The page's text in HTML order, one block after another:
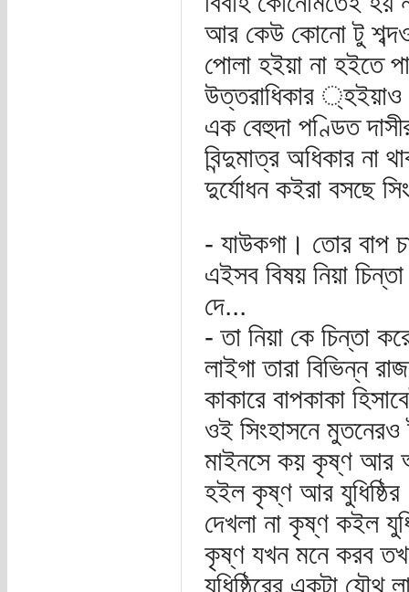
আর কেউ কোনো টু শব্দও
পোলা হইয়া না হইতে
উত্তরাধিকার ্হইয়াও
এক বেহুদা পণ্ডিত
বিন্দুমাত্র অধিকার না
দুর্যোধন কইরা বসছে
- যাউকগা। তোর বাপ
এইসব বিষয় নিয়া
দে...
- তা নিয়া কে চিন্তা
লাইগা তারা বিভিন্ন
কাকারে বাপকাকা
ওই সিংহাসনে
মাইনসে কয় কৃষ্ণ আর
হইল কৃষ্ণ আর
দেখলা না কৃষ্ণ কইল
কৃষ্ণ যখন মনে করব
যুধিষ্ঠিরের একটা যৌথ